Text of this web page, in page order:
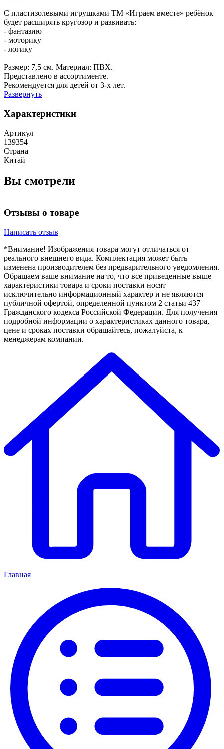
С пластизолевыми игрушками ТМ «Играем вместе» ребёнок
будет расширять кругозор и развивать:
- фантазию
- моторику
- логику
Размер: 7,5 см. Материал: ПВХ.
Представлено в ассортименте.
Рекомендуется для детей от 3-х лет.
Развернуть
Характеристики
Артикул
139354
Страна
Китай
Вы смотрели
Отзывы о товаре
Написать отзыв
*Внимание! Изображения товара могут отличаться от
реального внешнего вида. Комплектация может быть
изменена производителем без предварительного уведомления.
Обращаем ваше внимание на то, что все приведенные выше
характеристики товара и сроки поставки носят
исключительно информационный характер и не являются
публичной офертой, определенной пунктом 2 статьи 437
Гражданского кодекса Российской Федерации. Для получения
подробной информации о характеристиках данного товара,
цене и сроках поставки обращайтесь, пожалуйста, к
менеджерам компании.
Главная